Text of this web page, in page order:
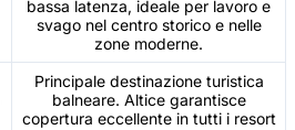
bassa latenza, ideale per lavoro e
svago nel centro storico e nelle
zone moderne.
Principale destinazione turistica
balneare. Altice garantisce
copertura eccellente in tutti i resort